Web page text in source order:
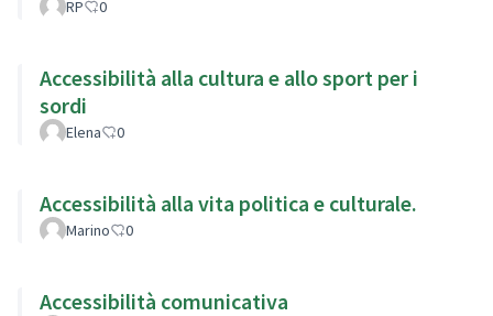
RP 0
Accessibilità alla cultura e allo sport per i
sordi
Elena 0
Accessibilità alla vita politica e culturale.
Marino 0
Accessibilità comunicativa